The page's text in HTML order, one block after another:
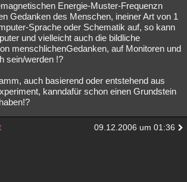
Energie-Muster-Frequenzn
Gedanken des Menschen, ineiner Art von 1
Sprache oder Schematik auf, so kann
und vielleicht auch die bildliche
menschlichenGedanken, auf Monitoren und
sein/werden !?
auch basierend oder entstehend aus
kanndafür schon einen Grundstein
09.12.2006 um 01:36